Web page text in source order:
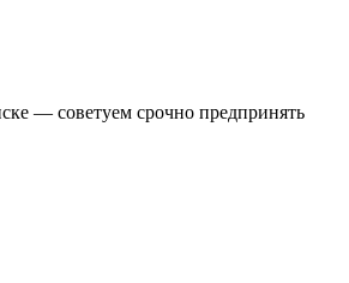
— советуем срочно предпринять